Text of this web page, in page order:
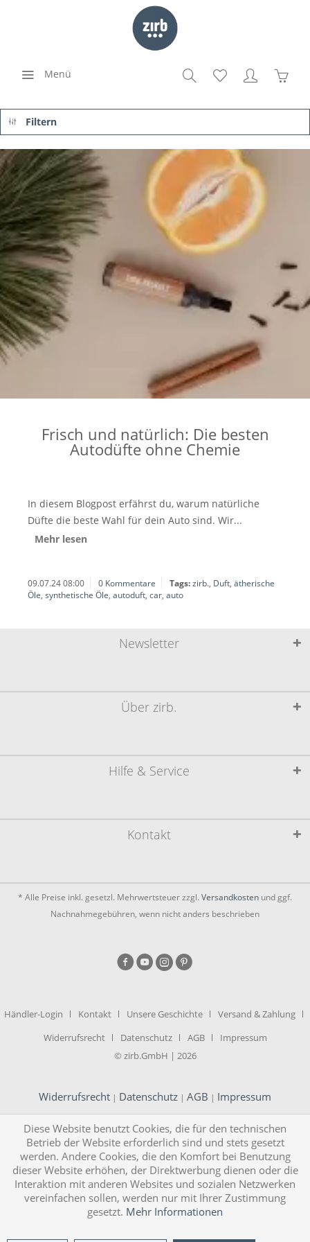
Menü
Filtern
Frisch und natürlich: Die besten
Autodüfte ohne Chemie
In diesem Blogpost erfährst du, warum natürliche
Düfte die beste Wahl für dein Auto sind. Wir...
Mehr lesen
09.07.24 08:00 0 Kommentare Tags:zirb., Duft, ätherische
Öle, synthetische Öle, autoduft, car, auto
Kontakt
Hilfe & Service
Über zirb.
Newsletter
* Alle Preise inkl. gesetzl. Mehrwertsteuer zzgl. Versandkosten und ggf.
Nachnahmegebühren, wenn nicht anders beschrieben
Händler-Login Kontakt Unsere Geschichte
Versand & Zahlung
Widerrufsrecht
Datenschutz AGB
Impressum
© zirb.GmbH | 2026
Widerrufsrecht | Datenschutz | AGB | Impressum
Diese Website benutzt Cookies, die für den technischen
Betrieb der Website erforderlich sind und stets gesetzt
werden. Andere Cookies, die den Komfort bei Benutzung
dieser Website erhöhen, der Direktwerbung dienen oder die
Interaktion mit anderen Websites und sozialen Netzwerken
vereinfachen sollen, werden nur mit Ihrer Zustimmung
gesetzt. Mehr Informationen